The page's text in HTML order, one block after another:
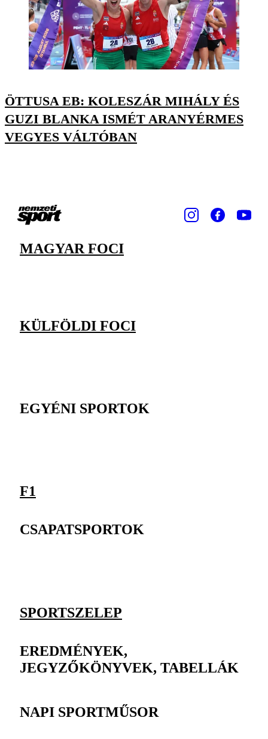
ÖTTUSA EB: KOLESZÁR MIHÁLY ÉS
GUZI BLANKA ISMÉT ARANYÉRMES
VEGYES VÁLTÓBAN
MAGYAR FOCI
KÜLFÖLDI FOCI
EGYÉNI SPORTOK
F1
CSAPATSPORTOK
SPORTSZELEP
EREDMÉNYEK,
JEGYZŐKÖNYVEK, TABELLÁK
NAPI SPORTMŰSOR